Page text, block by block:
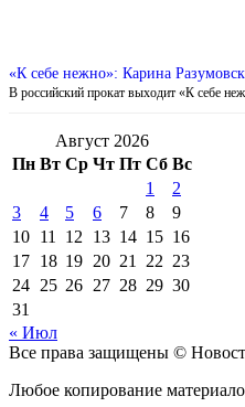
«К себе нежно»: Карина
В российский прокат выходит «К себе
Август 2026
Пн Вт Ср Чт Пт Сб Вс
1
2
3
4 5 6 7 8
9
10 11 12 13 14 15 16
17 18 19 20 21 22 23
24 25 26 27 28 29 30
31
« Июл
Все права защищены ©
Любое копирование